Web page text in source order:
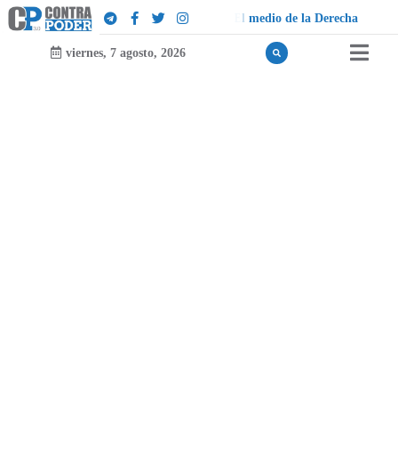
edio de la Derecha
viernes, 7 agosto, 2026